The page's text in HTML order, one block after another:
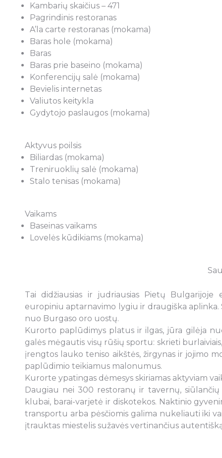
Kambarių skaičius – 471
Pagrindinis restoranas
A’la carte restoranas (mokama)
Baras hole (mokama)
Baras
Baras prie baseino (mokama)
Konferencijų salė (mokama)
Bevielis internetas
Valiutos keitykla
Gydytojo paslaugos (mokama)
Aktyvus poilsis
Biliardas (mokama)
Treniruoklių salė (mokama)
Stalo tenisas (mokama)
Vaikams
Baseinas vaikams
Lovelės kūdikiams (mokama)
Tai didžiausias ir judriausias Pietų
europiniu aptarnavimo lygiu ir draugiška aplinka.
nuo Burgaso oro uostų.
Kurorto paplūdimys platus ir ilgas, jūra gilėja
galės mėgautis visų rūšių sportu: skrieti
įrengtos lauko teniso aikštės, žirgynas ir jojimo
paplūdimio teikiamus malonumus.
Kurorte ypatingas dėmesys skiriamas aktyviam
Daugiau nei 300 restoranų ir tavernų, siūlančių
klubai, barai-varjetė ir diskotekos. Naktinio
transportu arba pėsčiomis galima nukeliauti iki
įtrauktas miestelis sužavės vertinančius
atsiliepti geru žodžiu apie
agentūrą Express travel, o ypač
vadovę Laurą Kindurienę.
objektyvus, nes keliauju per
jau 13 metų ( Meksika, Kuba,
Kruizinės kelionės laivu
keliones puikiai organizuoja
(nuostabiai viską sudelioja
Z) vadovė Laura. Kokios
kelionės nebūtų (ar kruizas ar
puikiai. Esu važiavęs
su kita agentūra, tai net nėra ko
agentūra vertinimo skalėje 10 iš
Rekomenduoju šią agentūrą.
Marius Junokas
atitinkančios
dokumentų
malonumu –
agentūros „Express
Geriausi kelionių
patarimai,